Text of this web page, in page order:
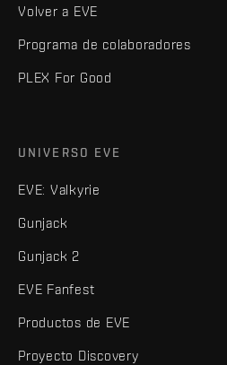
Volver a EVE
Programa de colaboradores
PLEX For Good
UNIVERSO EVE
EVE: Valkyrie
Gunjack
Gunjack 2
EVE Fanfest
Productos de EVE
Proyecto Discovery